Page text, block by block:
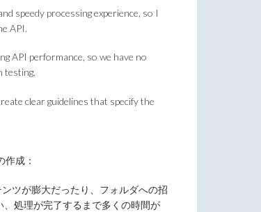
speedy processing experience, so I
API.
API performance, so we have no
testing.
clear guidelines that specify the
成：
ツが膨大だったり、フォルダへの招
処理が完了するまで多くの時間が